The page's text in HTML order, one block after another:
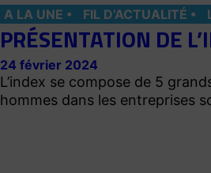
A LA UNE FIL D’ACTUALITÉ
PRÉSENTATION DE
24 février 2024
L’index se compose de 5
hommes dans les entreprises